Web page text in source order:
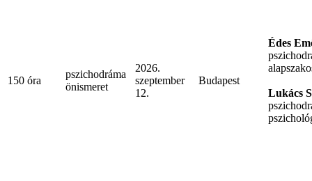
150 óra
pszichodráma
önismeret
2026.
szeptember
12.
Budapest
Édes
Lukács